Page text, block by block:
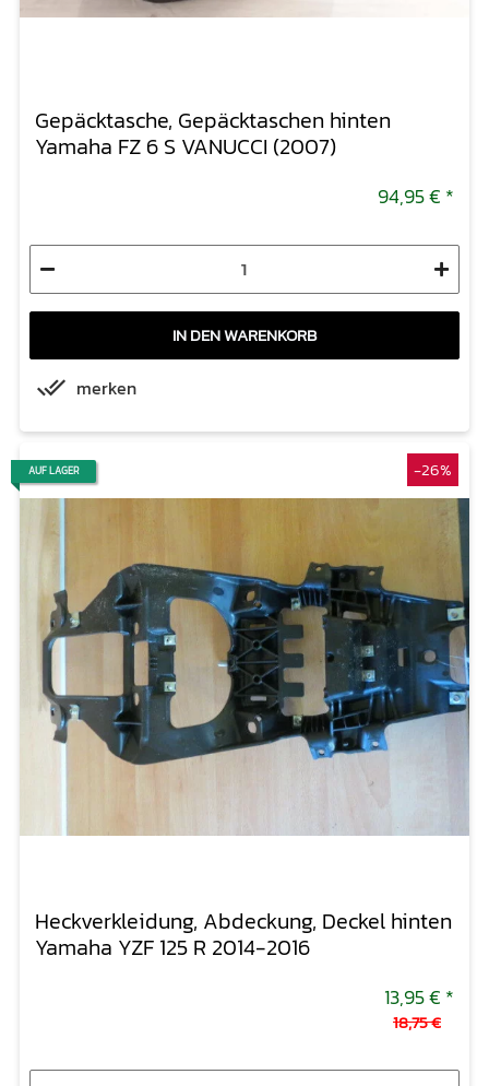
Gepäcktasche, Gepäcktaschen hinten
Yamaha FZ 6 S VANUCCI (2007)
94,95 € *
IN DEN WARENKORB
merken
-26%
AUF LAGER
Heckverkleidung, Abdeckung, Deckel hinten
Yamaha YZF 125 R 2014-2016
13,95 € *
18,75 €